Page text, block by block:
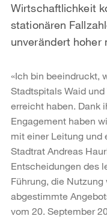
Wirtschaftlichkeit
stationären
unverändert hoher
«Ich bin beeindruckt,
Stadtspitals Waid
erreicht haben. Dank
Engagement haben
mit einer Leitung und
Stadtrat Andreas
Entscheidungen des
Führung, die
abgestimmte
vom 20. September